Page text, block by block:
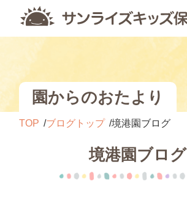
園からのおたより
TOP ブログトップ 境港園ブログ
境港園ブログ